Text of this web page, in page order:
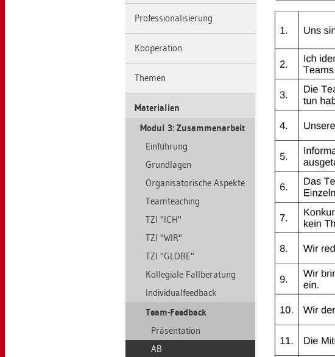
Pro­fes­sio­na­li­sie­rung
Ko­ope­ra­ti­on
The­men
Ma­te­ria­li­en
Modul 3: Zu­sam­men­ar­beit
Ein­füh­rung
Grund­la­gen
Or­ga­ni­sa­to­ri­sche As­pek­te
Team­teaching
TZI "ICH"
TZI "WIR"
TZI "GLOBE"
Kol­le­gia­le Fall­be­ra­tung
In­di­vi­du­al­fe­ed­back
Team-Feed­back
Prä­sen­ta­ti­on
AB